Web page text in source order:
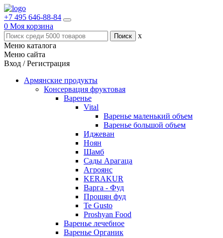
+7 495 646-88-84
0 Моя корзина
x
Меню каталога
Меню сайта
Вход / Регистрация
Армянские продукты
Консервация фруктовая
Варенье
Vital
Варенье маленький объем
Варенье большой объем
Иджеван
Ноян
Шамб
Сады Арагаца
Агроянс
KERAKUR
Варга - Фуд
Прошян фуд
Te Gusto
Proshyan Food
Варенье лечебное
Варенье Органик